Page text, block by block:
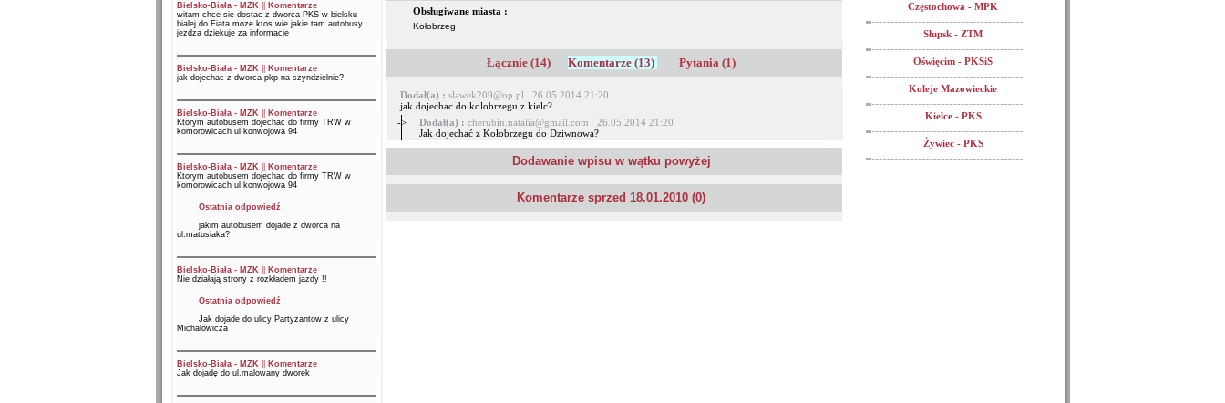
Bielsko-Biała - MZK||
Komentarze
witam chce sie dostac z dworca PKS w bielsku
bialej do Fiata moze ktos wie jakie tam autobusy
jezdza dziekuje za informacje
Bielsko-Biała - MZK||
Komentarze
jak dojechac z dworca pkp na szyndzielnie?
Bielsko-Biała - MZK||
Komentarze
Ktorym autobusem dojechac do firmy TRW w
komorowicach ul konwojowa 94
Bielsko-Biała - MZK||
Komentarze
Ktorym autobusem dojechac do firmy TRW w
komorowicach ul konwojowa 94
Ostatnia odpowiedź
jakim autobusem dojade z dworca na
ul.matusiaka?
Bielsko-Biała - MZK||
Komentarze
Nie działają strony z rozkładem jazdy !!
Ostatnia odpowiedź
Jak dojade do ulicy Partyzantow z ulicy
Michalowicza
Bielsko-Biała - MZK||
Komentarze
Jak dojadę do ul.malowany dworek
Obsługiwane miasta :
Kołobrzeg
Łącznie (14) Komentarze (13) Pytania (1)
Dodał(a) : slawek209@op.pl 26.05.2014 21:20
jak dojechac do kolobrzegu z kielc?
->
Dodał(a) : cherubin.natalia@gmail.com 26.05.2014 21:20
Jak dojechać z Kołobrzegu do Dziwnowa?
Dodawanie wpisu w wątku powyżej
Komentarze sprzed 18.01.2010 (0)
Częstochowa - MPK
Słupsk - ZTM
Oświęcim - PKSiS
Koleje Mazowieckie
Kielce - PKS
Żywiec - PKS